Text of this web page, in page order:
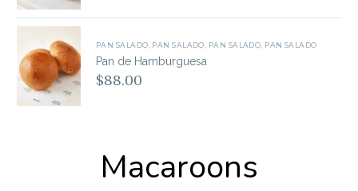
PAN SALADO PAN SALADO PAN SALADO PAN SALADO
Pan de Hamburguesa
$88.00
Macaroons